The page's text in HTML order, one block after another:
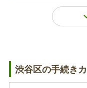
ド）の返却につい
人以上いる場合の
渋谷区の手続き